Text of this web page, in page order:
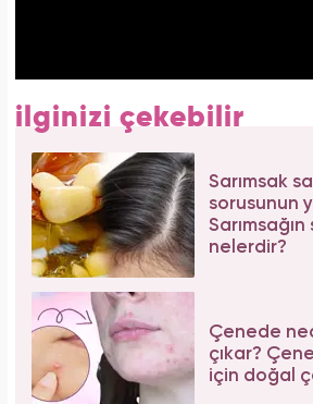
ilginizi çekebilir
Sarımsak
sorusunun
nelerdir?
Çenede
çıkar?
için doğal